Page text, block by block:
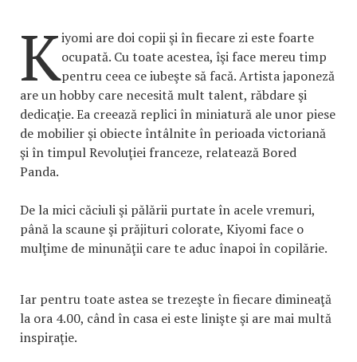
Kiyomi are doi copii şi în fiecare zi este foarte
ocupată. Cu toate acestea, îşi face mereu timp
pentru ceea ce iubeşte să facă. Artista japoneză
are un hobby care necesită mult talent, răbdare şi
dedicaţie. Ea creează replici în miniatură ale unor piese
de mobilier şi obiecte întâlnite în perioada victoriană
şi în timpul Revoluţiei franceze, relatează Bored
Panda.
De la mici căciuli şi pălării purtate în acele vremuri,
până la scaune şi prăjituri colorate, Kiyomi face o
mulţime de minunăţii care te aduc înapoi în copilărie.
Iar pentru toate astea se trezeşte în fiecare dimineaţă
la ora 4.00, când în casa ei este linişte şi are mai multă
inspiraţie.